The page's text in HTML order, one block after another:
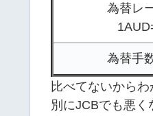
為替レ
為替手
比べてないから
別にJCBでも悪く